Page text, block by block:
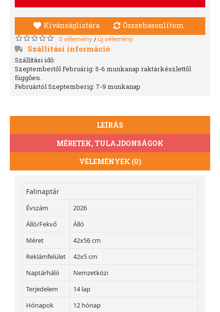
Kívánságlistára Összehasonlítom
0 vélemény/ új vélemény
Szállítási információ
Szállítási idő:
Szeptembertől Februárig: 5-6 munkanap raktárkészlettől
függően.
Februártól Szeptemberig: 7-9 munkanap
LEÍRÁS
MÉRETEK, TULAJDONSÁGOK
VÉLEMÉNYEK (0)
Falinaptár
Évszám
2026
Álló/Fekvő
Álló
Méret
42x56 cm
Reklámfelület
42x5 cm
Naptárháló
Nemzetközi
Terjedelem
14 lap
Hónapok
12 hónap